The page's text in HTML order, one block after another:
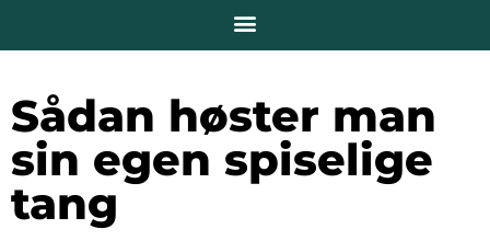
Sådan høster man
sin egen spiselige
tang